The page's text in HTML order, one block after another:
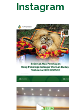
Instagram